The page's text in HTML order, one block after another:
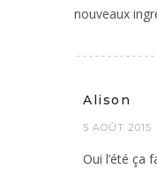
nouveaux
Alison
5 AOÛT 2015
Oui l’été ça